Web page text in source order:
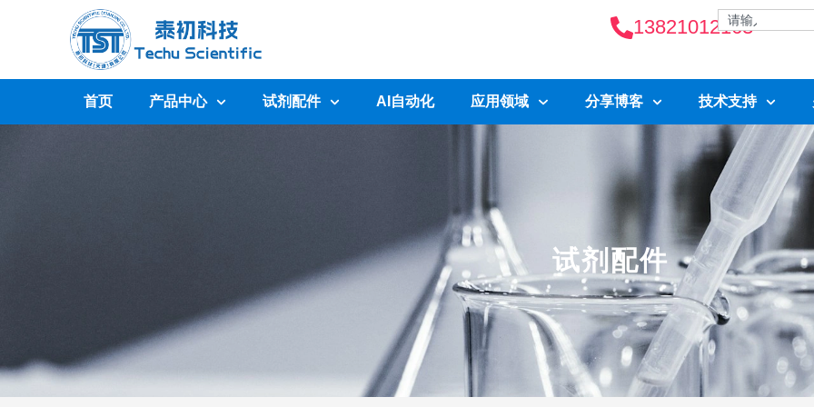
13821012163
首页 产品中心 试剂配件 AI自动化 应用领域 分享博客 技术支持
试剂配件